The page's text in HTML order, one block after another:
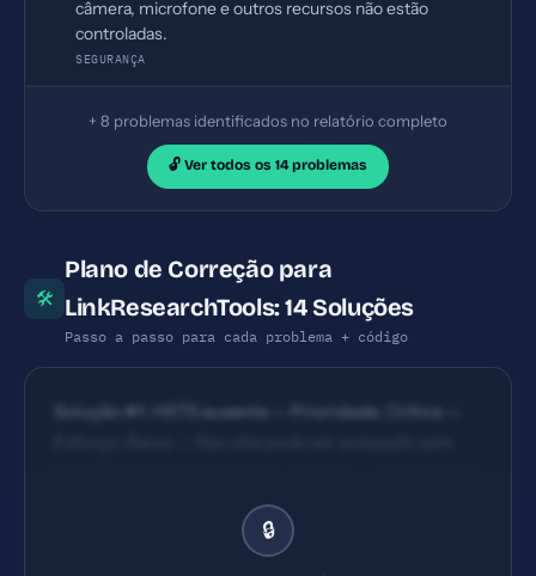
câmera, microfone e outros recursos não estão
controladas.
SEGURANÇA
+ 8 problemas identificados no relatório completo
🔓 Ver todos os 14 problemas
🛠
Plano de Correção para
LinkResearchTools: 14 Soluções
Passo a passo para cada problema + código
Solução #1: HSTS ausente — Prioridade: Crítica —
Content Security Policy ausente — Prioridade:
Crítica — Esforço: Baixo — Seu site está vulnerável a
🔒